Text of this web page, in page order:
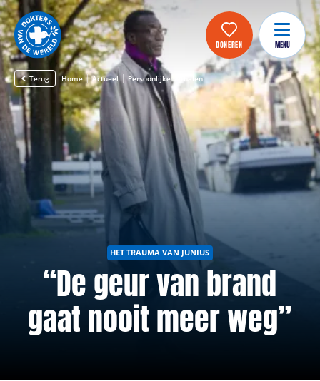
DONEREN MENU
Terug Home Actueel Persoonlijke verhalen
HET TRAUMA VAN JUNIUS
“De geur van brand
gaat nooit meer weg”